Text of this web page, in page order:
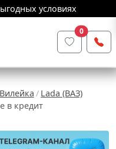
условиях
0
Вилейка
Lada (ВАЗ)
в кредит